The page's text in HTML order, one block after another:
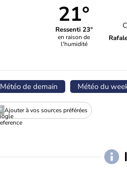
21°
Ressenti 23°
en raison de
l'humidité
Météo de demain Météo du
Ajouter à vos sources préférées